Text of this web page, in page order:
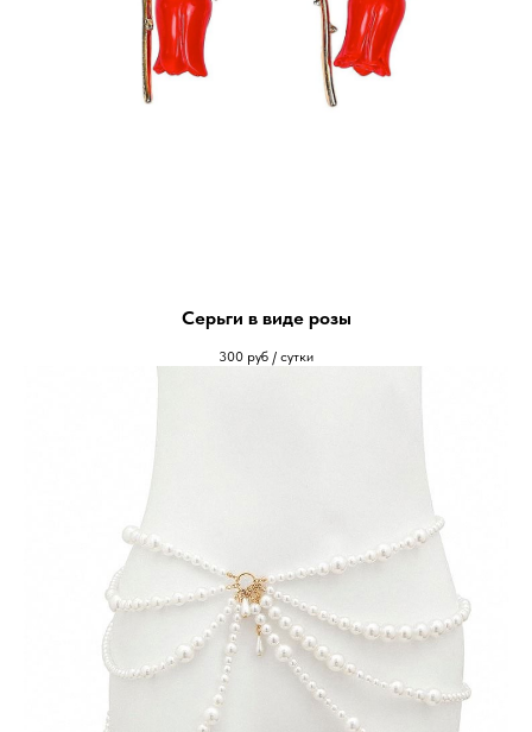
Серьги в виде розы
300 руб / сутки